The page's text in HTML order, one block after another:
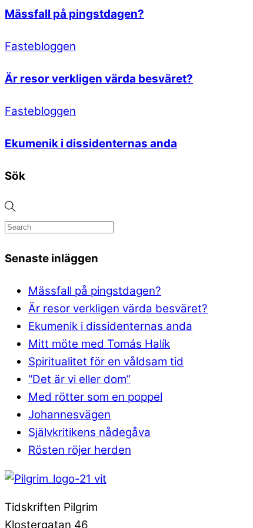
Mässfall på pingstdagen?
Fastebloggen
Är resor verkligen värda besväret?
Fastebloggen
Ekumenik i dissidenternas anda
Sök
Senaste inläggen
Mässfall på pingstdagen?
Är resor verkligen värda besväret?
Ekumenik i dissidenternas anda
Mitt möte med Tomás Halík
Spiritualitet för en våldsam tid
“Det är vi eller dom”
Med rötter som en poppel
Johannesvägen
Självkritikens nådegåva
Rösten röjer herden
Tidskriften Pilgrim
Klostergatan 46